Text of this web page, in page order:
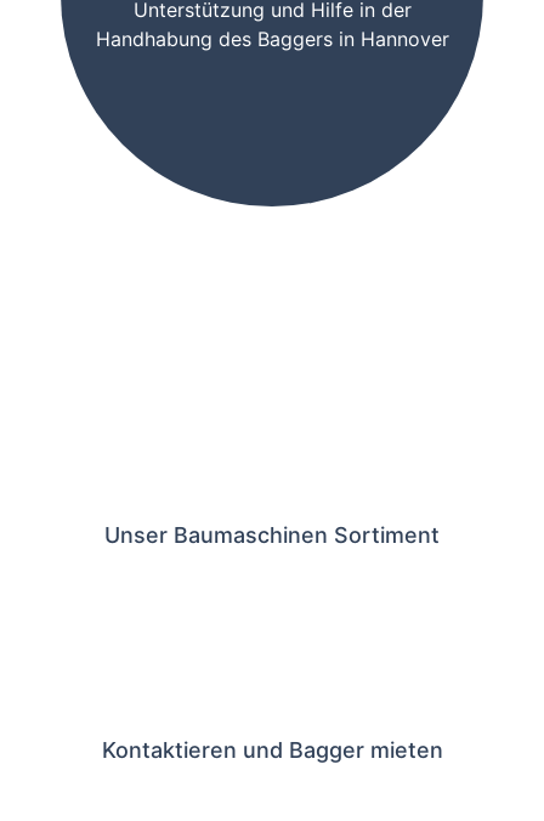
Unterstützung und Hilfe in der
Handhabung des Baggers in Hannover
Unser Baumaschinen Sortiment
Kontaktieren und Bagger mieten